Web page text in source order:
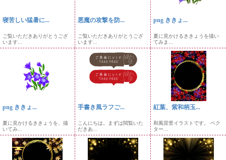
寝苦しい猛暑に...
ご覧いただきありがとうござ
います...
悪魔の攻撃を防...
ご覧いただきありがとうござ
います...
png ききょ...
夏に見かけるききょうを描い
てみま...
png ききょ...
夏に見かけるききょうを、描
いてみ...
手書き風ラフご...
こんにちは。まずは閲覧いた
だきあ...
紅葉、紫和柄玉...
和風背景イラストです。 ベク
ター...